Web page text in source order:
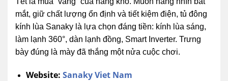
mắt, giữ chất lượng ổn định và tiết kiệm điện, tủ đông
kính lùa Sanaky là lựa chọn đáng tiền: kính lùa sáng,
làm lạnh 360°, dàn lạnh đồng, Smart Inverter. Trưng
bày đúng là mày đã thắng một nửa cuộc chơi.
Website: Sanaky Viet Nam